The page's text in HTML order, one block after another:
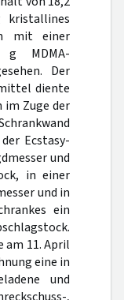
kristallines
mit einer
g MDMA-
Der
diente
im Zuge der
Ecstasy-
und
in einer
und in
ein
am 11. April
eine in
und